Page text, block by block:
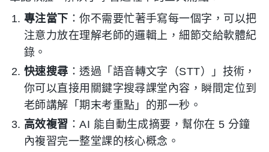
專注當下 ：你不需要忙著手寫每一個字，可以把
注意力放在理解老師的邏輯上，細節交給軟體紀
錄。
快速搜尋 ：透過「語音轉文字（STT）」技術，
你可以直接用關鍵字搜尋課堂內容，瞬間定位到
老師講解「期末考重點」的那一秒。
高效複習 ：AI 能自動生成摘要，幫你在 5 分鐘
內複習完一整堂課的核心概念。